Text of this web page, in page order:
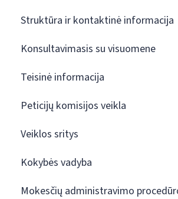
Struktūra ir kontaktinė informacija
Konsultavimasis su visuomene
Teisinė informacija
Peticijų komisijos veikla
Veiklos sritys
Kokybės vadyba
Mokesčių administravimo